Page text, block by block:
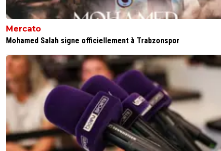
Mercato
Mohamed Salah signe officiellement à Trabzonspor